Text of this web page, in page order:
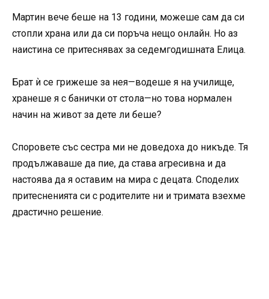
Мартин вече беше на 13 години, можеше сам да си
стопли храна или да си поръча нещо онлайн. Но аз
наистина се притеснявах за седемгодишната Елица.
Брат ѝ се грижеше за нея—водеше я на училище,
хранеше я с банички от стола—но това нормален
начин на живот за дете ли беше?
Споровете със сестра ми не доведоха до никъде. Тя
продължаваше да пие, да става агресивна и да
настоява да я оставим на мира с децата. Споделих
притесненията си с родителите ни и тримата взехме
драстично решение.